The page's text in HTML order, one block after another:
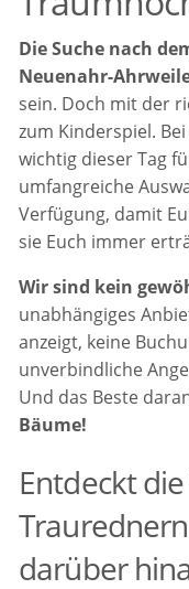
Die Suche nach
Neuenahr-
sein. Doch mit der
zum Kinderspiel.
wichtig dieser Tag
umfangreiche
Verfügung, damit
sie Euch immer
Wir sind kein
unabhängiges
anzeigt, keine
unverbindliche
Und das Beste
Bäume!
Entdeckt
darüber